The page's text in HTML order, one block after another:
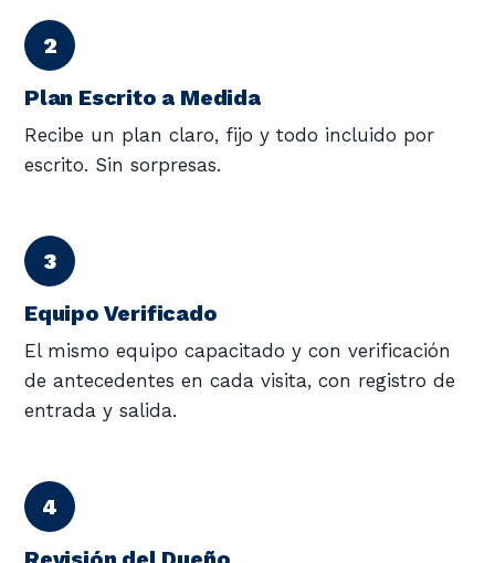
Plan Escrito a Medida
Recibe un plan claro, fijo y todo incluido por
escrito. Sin sorpresas.
Equipo Verificado
El mismo equipo capacitado y con verificación
de antecedentes en cada visita, con registro de
entrada y salida.